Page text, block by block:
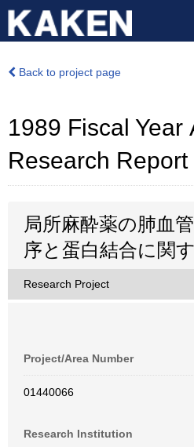
Back to project page
1989 Fiscal Year
Research Report
局所麻酔薬の肺血
序と蛋白結合に関
Research Project
Project/Area Number
01440066
Research Institution